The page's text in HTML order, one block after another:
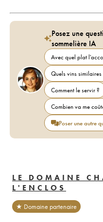
Posez une
sommelière IA
Avec quel plat
Quels vins
Comment le servir ?
Combien va me
Poser une autre
LE DOMAINE
L'ENCLOS
★ Domaine partenaire